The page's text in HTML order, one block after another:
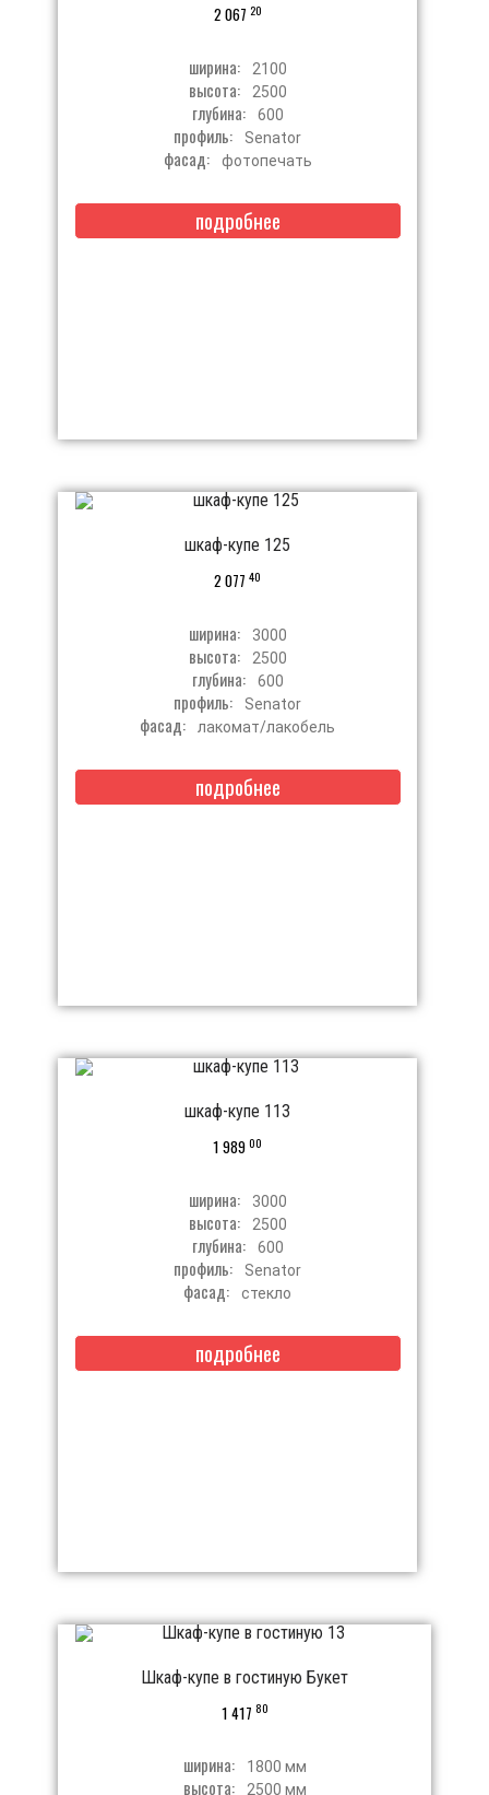
2 067 20
ширина: 2100
высота: 2500
глубина: 600
профиль: Senator
фасад: фотопечать
подробнее
шкаф-купе 125
2 07740
ширина: 3000
высота: 2500
глубина: 600
профиль: Senator
фасад: лакомат/лакобель
подробнее
шкаф-купе 113
1 98900
ширина: 3000
высота: 2500
глубина: 600
профиль: Senator
фасад: стекло
подробнее
Шкаф-купе в гостиную Букет
1 417 80
ширина: 1800 мм
высота: 2500 мм